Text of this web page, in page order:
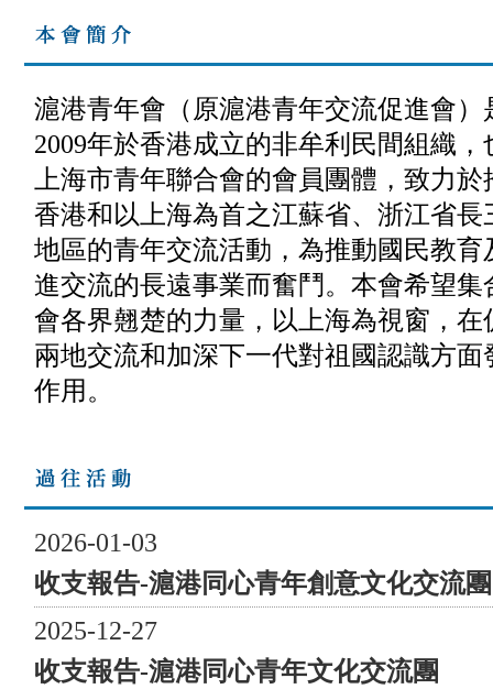
經貿、文化等各領域的發展有目共睹，而在體育運動方面
更是創下驕人成就。同時非常期待今年施政報告中提出的
多項鼓勵企業和人才立足香港以開拓發展機遇的措施，將
進一步推動香港和國家的持續進步。衷心祝願滬港合作就
像今天的健步行活動一樣，香港和上海的朋友們始終都能
肩並著肩，互相支持，攜手向著更美好的前方邁進。
（滬港青年會李薇娣主席） 李主席表示為獻禮中共二十
大，滬港青年會希望透過舉辦健步行活動，回應習近平總
書記報告精神，推動綠色發展，促進人與自然和諧共生的
精神。活動現場所形成的一片綠海，凝聚了一股團結和諧
的力量，場面實在令人感動。綠色代表“健康”，也代表
著“和平”、“年輕”及“希望”。通過健步戶外運動，讓全民
在滬港兩地烙下健康的印記，用體育精神傳遞民族正能
展協會會長姚祖輝先生、 滬港同心慶回歸的獨家冠名贊
賓手持隊旗，香港嘉賓手持禮炮，一起啟動。 ​​​​​​ 此活動
香港站的主持人是滬港青年會葉彝堅副主席（左）；上海
站是張雪蓮副秘書長（右）。 兩地 同步 健步不止 生生
不息 活動透過健步行方式，增進彼此之間的互動和交
流，在行走中去領略兩地城市的美景，並且感受戶外運動
滬港青年會（原滬港青年交流促進會）
2009年於香港成立的非牟利民間組織，
上海市青年聯合會的會員團體，致力於
香港和以上海為首之江蘇省、浙江省長
地區的青年交流活動，為推動國民教育
進交流的長遠事業而奮鬥。本會希望集
會各界翹楚的力量，以上海為視窗，在
兩地交流和加深下一代對祖國認識方面
作用。
2026-01-03
收支報告-滬港同心青年創意文化交流團
2025-12-27
收支報告-滬港同心青年文化交流團